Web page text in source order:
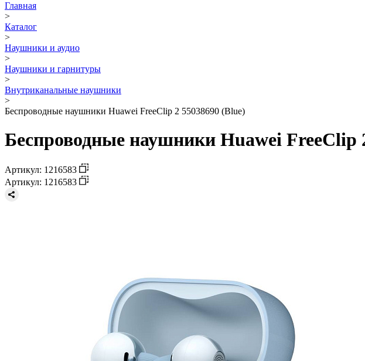
Главная
>
Каталог
>
Наушники и аудио
>
Наушники и гарнитуры
>
Внутриканальные наушники
>
Беспроводные наушники Huawei FreeClip 2 55038690 (Blue)
Беспроводные наушники Huawei FreeClip
Артикул: 1216583
Артикул: 1216583